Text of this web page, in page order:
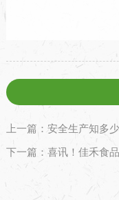
上一篇：安全生产知多少
下一篇：喜讯！佳禾食